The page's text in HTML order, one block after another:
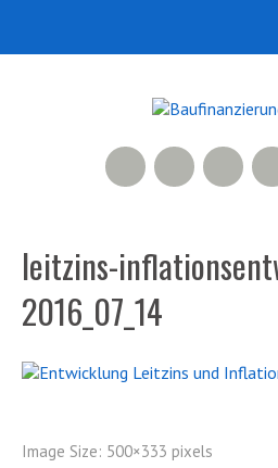
Xing
RSS Feed
leitzins-
2016_07_14
Image Size: 500×333 pixels